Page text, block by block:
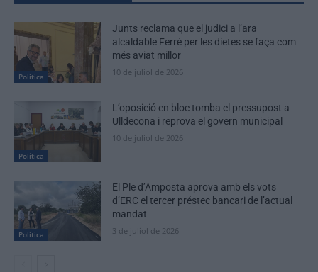
Política
Junts reclama que el judici a l’ara
alcaldable Ferré per les dietes se faça com
més aviat millor
10 de juliol de 2026
Política
L’oposició en bloc tomba el pressupost a
Ulldecona i reprova el govern municipal
10 de juliol de 2026
Política
El Ple d’Amposta aprova amb els vots
d’ERC el tercer préstec bancari de l’actual
mandat
3 de juliol de 2026